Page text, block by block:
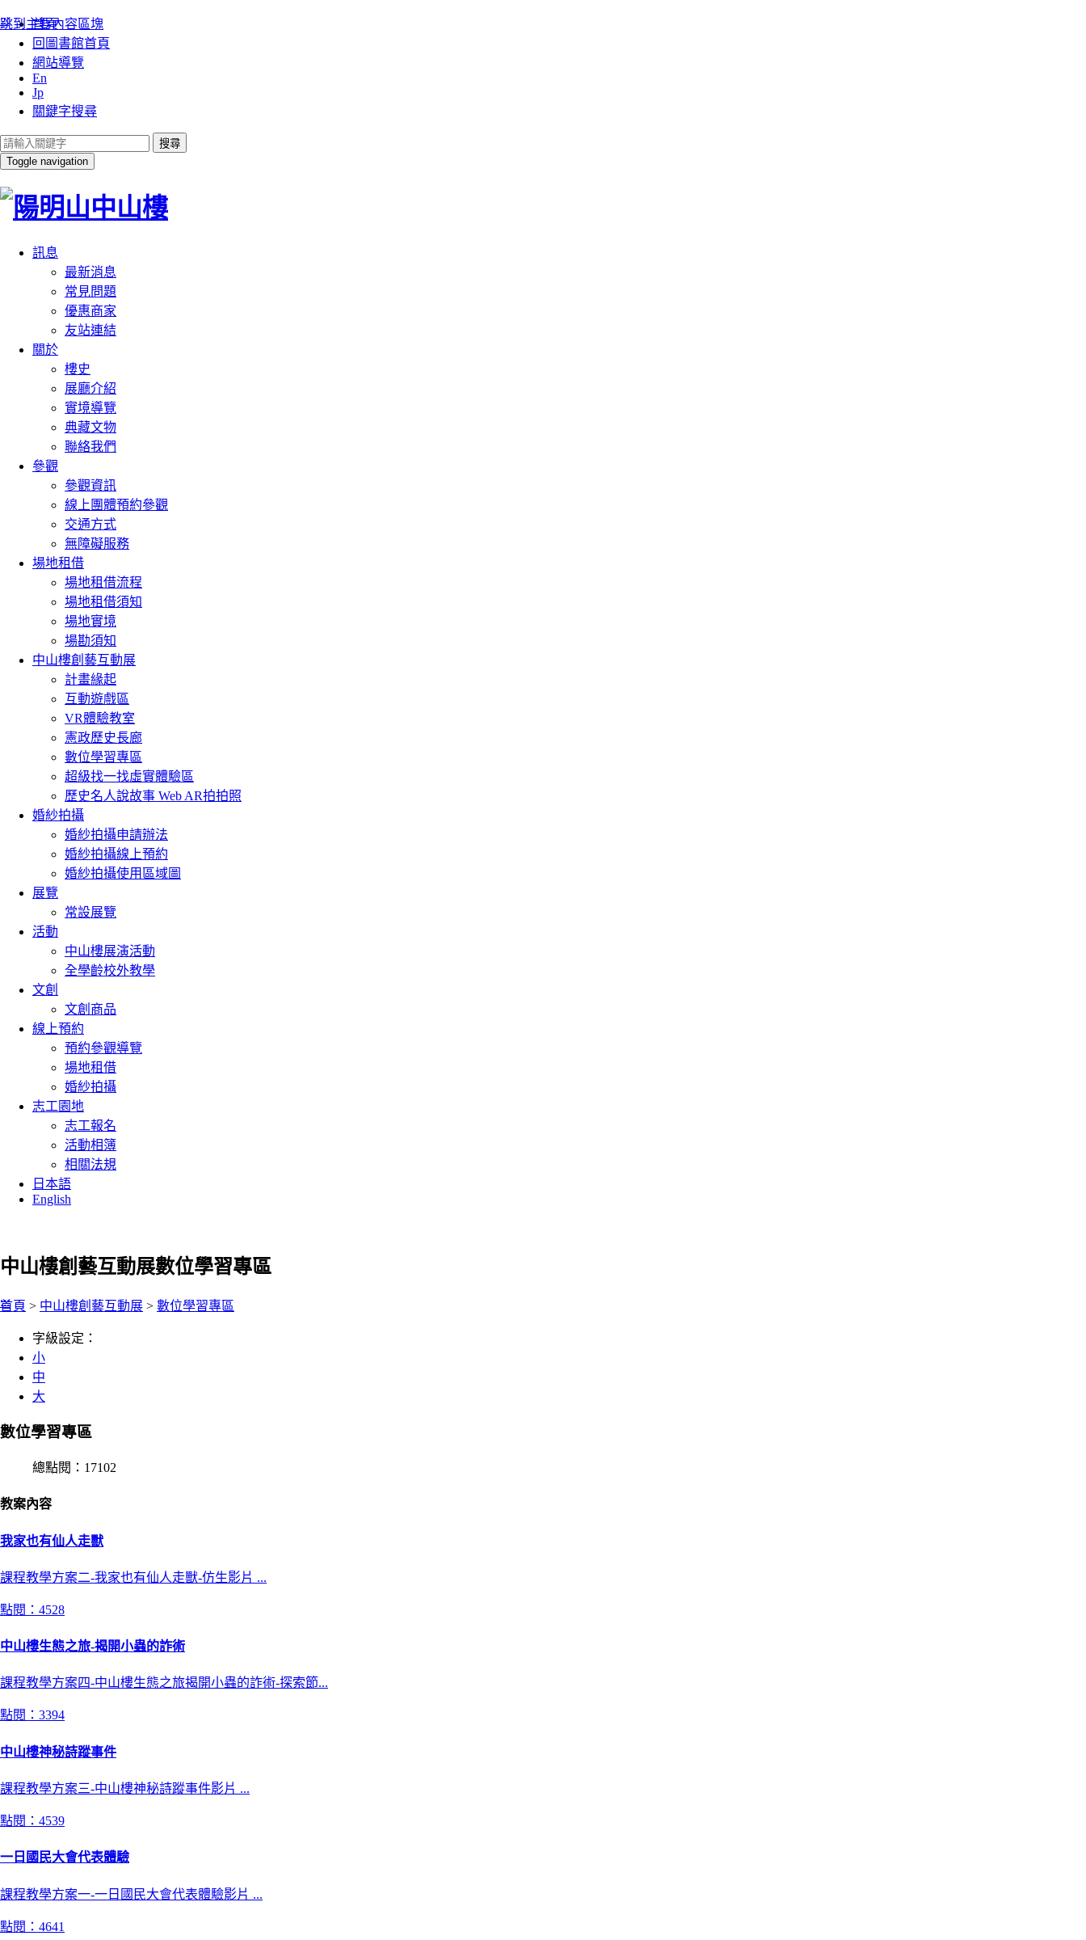
跳到主要內容區塊
:::
首頁
回圖書館首頁
網站導覽
En
Jp
關鍵字搜尋
搜尋
Toggle navigation
訊息
最新消息
常見問題
優惠商家
友站連結
關於
樓史
展廳介紹
實境導覽
典藏文物
聯絡我們
參觀
參觀資訊
線上團體預約參觀
交通方式
無障礙服務
場地租借
場地租借流程
場地租借須知
場地實境
場勘須知
中山樓創藝互動展
計畫緣起
互動遊戲區
VR體驗教室
憲政歷史長廊
數位學習專區
超級找一找虛實體驗區
歷史名人說故事 Web AR拍拍照
婚紗拍攝
婚紗拍攝申請辦法
婚紗拍攝線上預約
婚紗拍攝使用區域圖
展覽
常設展覽
活動
中山樓展演活動
全學齡校外教學
文創
文創商品
線上預約
預約參觀導覽
場地租借
婚紗拍攝
志工園地
志工報名
活動相簿
相關法規
日本語
English
中山樓創藝互動展數位學習專區
:::
首頁 > 中山樓創藝互動展 > 數位學習專區
字級設定：
小
中
大
數位學習專區
總點閱：17102
教案內容
我家也有仙人走獸
課程教學方案二-我家也有仙人走獸-仿生影片 ...
點閱：4528
中山樓生態之旅-揭開小蟲的詐術
課程教學方案四-中山樓生態之旅揭開小蟲的詐術-探索節...
點閱：3394
中山樓神秘詩蹤事件
課程教學方案三-中山樓神秘詩蹤事件影片 ...
點閱：4539
一日國民大會代表體驗
課程教學方案一-一日國民大會代表體驗影片 ...
點閱：4641